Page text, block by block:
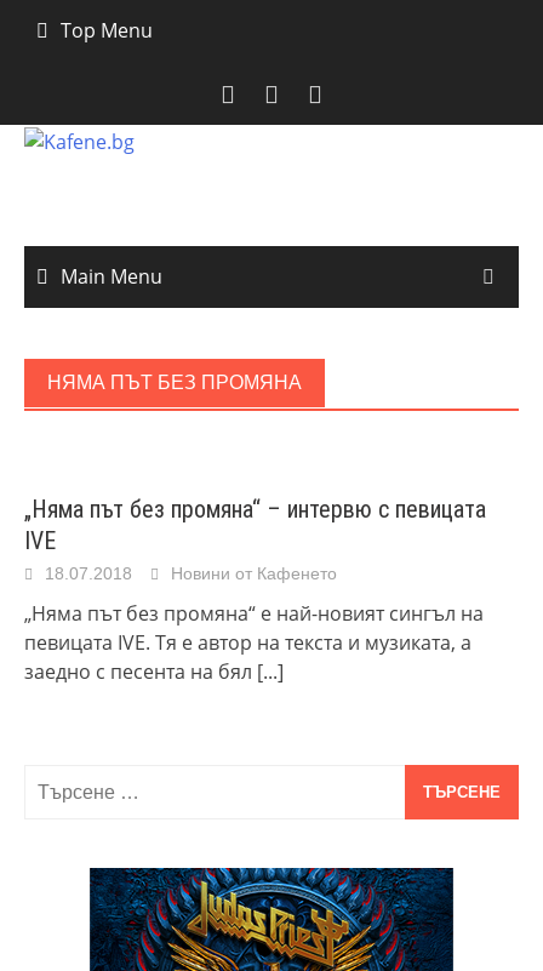
Top Menu
Main Menu
НЯМА ПЪТ БЕЗ ПРОМЯНА
„Няма път без промяна“ – интервю с певицата
IVE
18.07.2018 Новини от Кафенето
„Няма път без промяна“ е най-новият сингъл на
певицата IVE. Тя е автор на текста и музиката, а
заедно с песента на бял [...]
Търсене